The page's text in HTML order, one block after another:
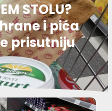
STOLU?
i pića
prisutniju